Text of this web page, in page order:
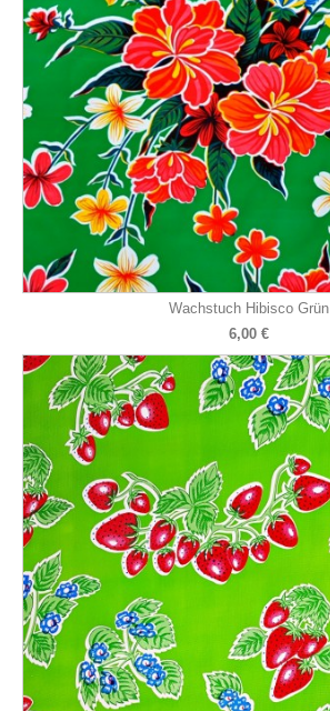
Wachstuch Hibisco Grün
6,00 €